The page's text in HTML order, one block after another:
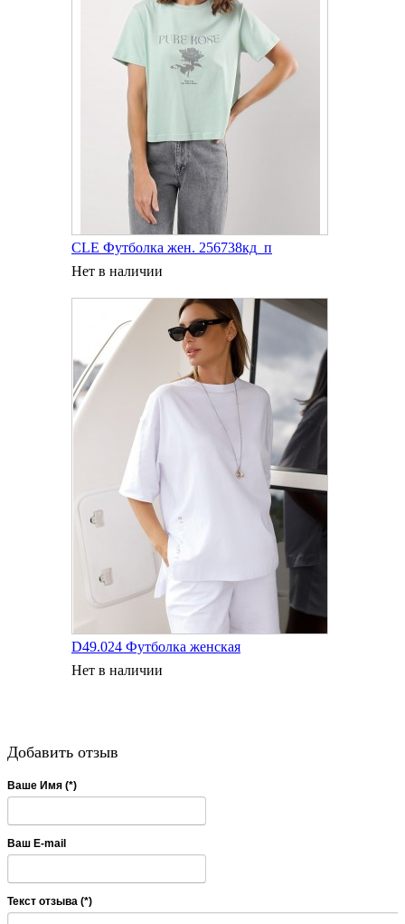
CLE Футболка жен. 256738кд_п
Нет в наличии
D49.024 Футболка женская
Нет в наличии
Добавить отзыв
Ваше Имя (*)
Ваш E-mail
Текст отзыва (*)